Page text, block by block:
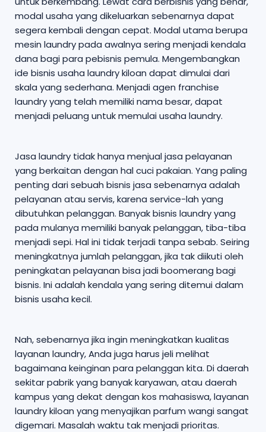
modal usaha yang dikeluarkan sebenarnya dapat
segera kembali dengan cepat. Modal utama berupa
mesin laundry pada awalnya sering menjadi kendala
dana bagi para pebisnis pemula. Mengembangkan
ide bisnis usaha laundry kiloan dapat dimulai dari
skala yang sederhana. Menjadi agen franchise
laundry yang telah memiliki nama besar, dapat
menjadi peluang untuk memulai usaha laundry.
Jasa laundry tidak hanya menjual jasa pelayanan
yang berkaitan dengan hal cuci pakaian. Yang paling
penting dari sebuah bisnis jasa sebenarnya adalah
pelayanan atau servis, karena service-lah yang
dibutuhkan pelanggan. Banyak bisnis laundry yang
pada mulanya memiliki banyak pelanggan, tiba-tiba
menjadi sepi. Hal ini tidak terjadi tanpa sebab. Seiring
meningkatnya jumlah pelanggan, jika tak diikuti oleh
peningkatan pelayanan bisa jadi boomerang bagi
bisnis. Ini adalah kendala yang sering ditemui dalam
bisnis usaha kecil.
Nah, sebenarnya jika ingin meningkatkan kualitas
layanan laundry, Anda juga harus jeli melihat
bagaimana keinginan para pelanggan kita. Di daerah
sekitar pabrik yang banyak karyawan, atau daerah
kampus yang dekat dengan kos mahasiswa, layanan
laundry kiloan yang menyajikan parfum wangi sangat
digemari. Masalah waktu tak menjadi prioritas.